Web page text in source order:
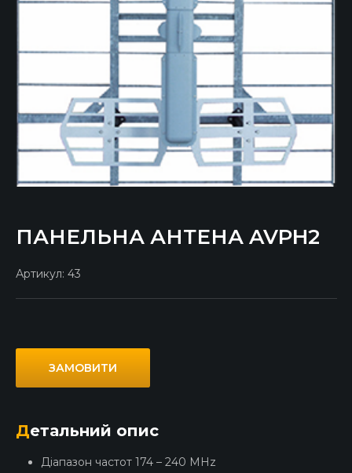
ПАНЕЛЬНА АНТЕНА AVPH2
Артикул: 43
ЗАМОВИТИ
Детальний опис
Діапазон частот 174 – 240 MHz